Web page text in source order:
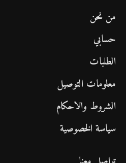
من نحن
حسابي
الطلبات
معلومات التوصيل
الشروط والاحكام
سياسة الخصوصية